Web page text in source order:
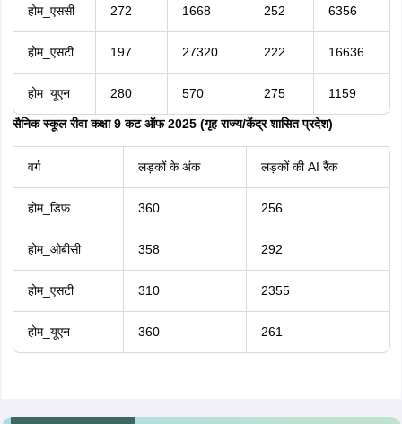
होम_एससी 272 1668 252 6356
होम_एसटी 197 27320 222 16636
होम_यूएन 280 570 275 1159
सैनिक स्कूल रीवा कक्षा 9 कट ऑफ 2025 (गृह राज्य/केंद्र शासित प्रदेश)
वर्ग लड़कों के अंक लड़कों की AI रैंक
होम_डिफ़ 360 256
होम_ओबीसी 358 292
होम_एसटी 310 2355
होम_यूएन 360 261